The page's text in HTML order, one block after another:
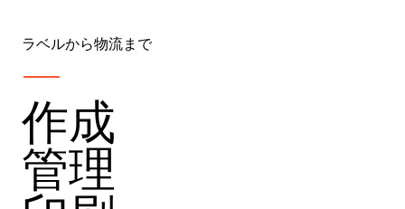
ラベルから物流まで
作成
管理